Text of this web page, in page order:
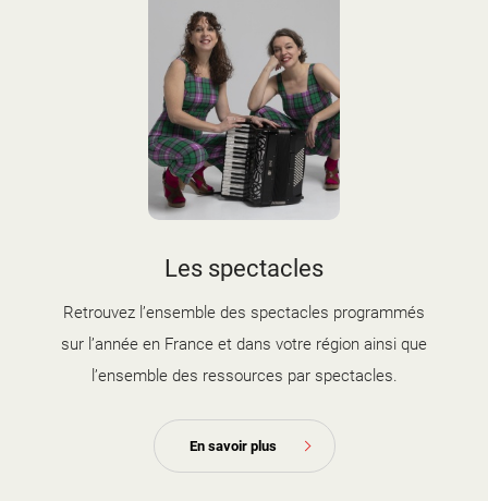
Les Étincelles
d'information
Ressources des spectacles
Livrets pédagogiques
Ressources adhérents
Présentation
Actualités
Réalisations
Les spectacles
Retrouvez l’ensemble des spectacles programmés
sur l’année en France et dans votre région ainsi que
l’ensemble des ressources par spectacles.
En savoir plus